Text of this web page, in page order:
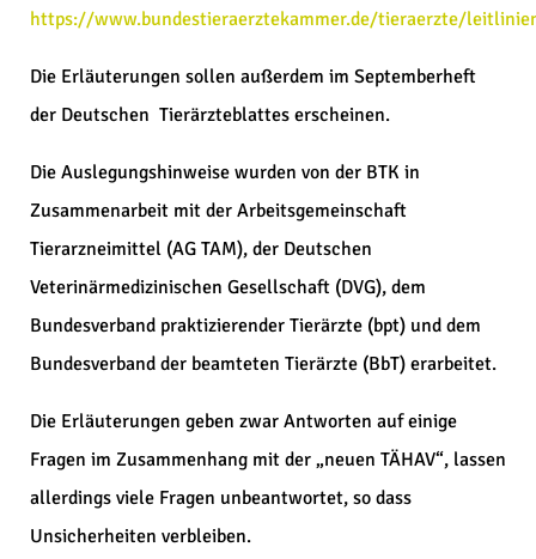
https://www.bundestieraerztekammer.de/tieraerzte/
Die Erläuterungen sollen außerdem im Septemberheft
der Deutschen Tierärzteblattes erscheinen.
Die Auslegungshinweise wurden von der BTK in
Zusammenarbeit mit der Arbeitsgemeinschaft
Tierarzneimittel (AG TAM), der Deutschen
Veterinärmedizinischen Gesellschaft (DVG), dem
Bundesverband praktizierender Tierärzte (bpt) und dem
Bundesverband der beamteten Tierärzte (BbT) erarbeitet.
Die Erläuterungen geben zwar Antworten auf einige
Fragen im Zusammenhang mit der „neuen TÄHAV“, lassen
allerdings viele Fragen unbeantwortet, so dass
Unsicherheiten verbleiben.